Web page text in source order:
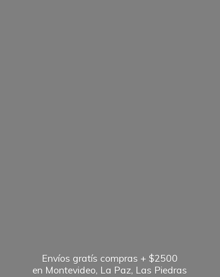
Envíos gratís compras + $2500
en Montevideo, La Paz, Las Piedras